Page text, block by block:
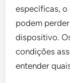
específicas,
podem
dispositivo.
condições
entender